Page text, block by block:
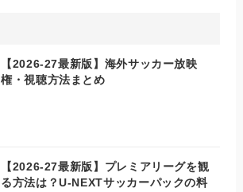
【2026-27最新版】海外サッカー放映
権・視聴方法まとめ
【2026-27最新版】プレミアリーグを観
る方法は？U-NEXTサッカーパックの料